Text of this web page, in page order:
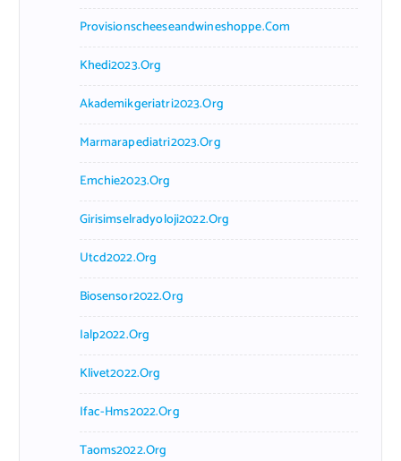
Provisionscheeseandwineshoppe.com
Khedi2023.org
Akademikgeriatri2023.org
Marmarapediatri2023.org
Emchie2023.org
Girisimselradyoloji2022.org
Utcd2022.org
Biosensor2022.org
Ialp2022.org
Klivet2022.org
Ifac-Hms2022.org
Taoms2022.org